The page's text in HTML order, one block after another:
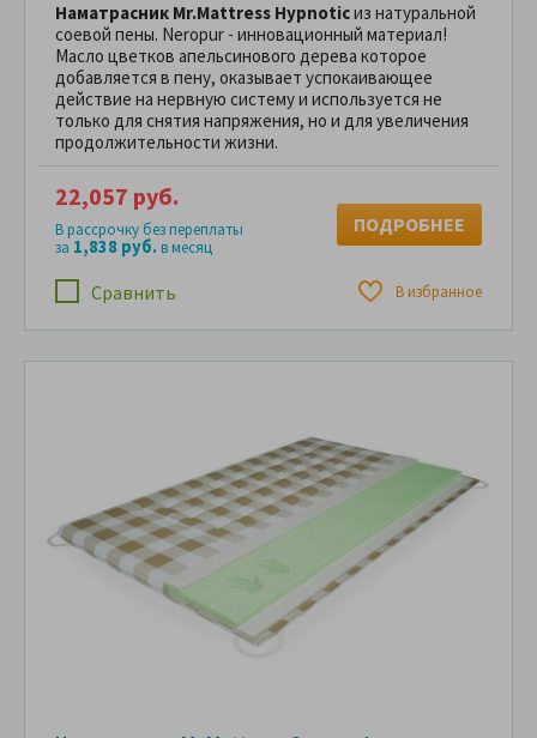
Наматрасник Mr.Mattress Hypnoticиз натуральной
соевой пены. Neropur - инновационный материал!
Масло цветков апельсинового дерева которое
добавляется в пену, оказывает успокаивающее
действие на нервную систему и используется не
только для снятия напряжения, но и для увеличения
продолжительности жизни.
Сравнить В избранное
22,057 руб.
В рассрочку без переплаты
за 1,838 руб.в месяц
ПОДРОБНЕЕ